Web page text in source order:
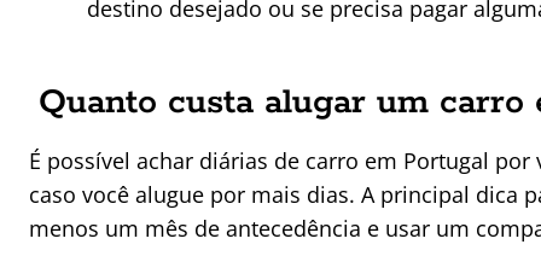
destino desejado ou se precisa pagar
Quanto custa alugar um carro
É possível achar diárias de carro em Portugal
caso você alugue por mais dias. A principal dica
menos um mês de antecedência e usar um